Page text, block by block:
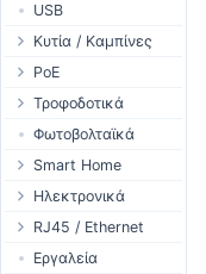
PoE & Power
U Fiber
Rack Mount
USB
Κυτία / Καμπίνες
Outdoor Cases
Indoor Cases
Indoor - Racks
Patch Panels
Accessories
PoE
Desktop Adapter
Wallplug Adapter
DC to DC Adapter
Passive Injector
802.3af/at Injector
Passive Splitter
Τροφοδοτικά
WallPlug
Desktop
Outdoor
Ράγας
PCB Power Supply
Φωτοβολταϊκά
Smart Home
Tuya - WiFi
TUYA - Bluetooth
Zigbee
Ηλεκτρονικά
Ρελέ
Οθόνες
RJ45 / Ethernet
Στροφία Etehernet
Εργαλεία